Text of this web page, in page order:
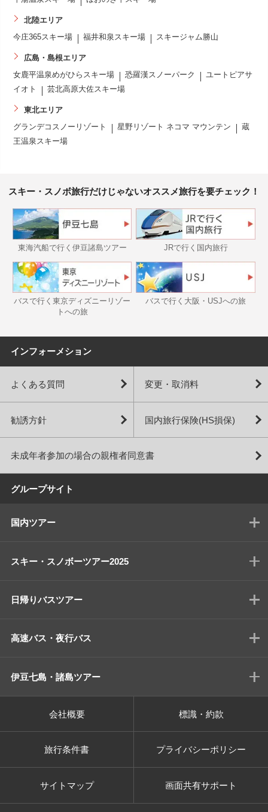
北陸エリア
今庄365スキー場 福井和泉スキー場 スキージャム勝山
広島・島根エリア
女鹿平温泉めがひらスキー場 恐羅漢スノーパーク
ユートピアサ
イオト
芸北高原大佐スキー場
東北エリア
グランデコスノーリゾート 星野リゾート ネコマ マウンテン
蔵
王温泉スキー場
スキー・スノボ旅行だけじゃないオススメ旅行を要チェック！
東海汽船で行く伊豆諸島ツアー JRで行く国内旅行
バスで行く東京ディズニーリゾー
トへの旅
バスで行く大阪・USJへの旅
インフォーメション
よくある質問 変更・取消料
勧誘方針 国内旅行保険(HS損保)
未成年者参加の場合の親権者同意書
グループサイト
国内ツアー
スキー・スノボーツアー2025
日帰りバスツアー
高速バス・夜行バス
伊豆七島・諸島ツアー
会社概要 標識・約款
旅行条件書 プライバシーポリシー
サイトマップ 画面共有サポート